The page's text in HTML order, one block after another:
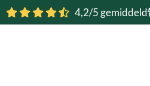
Ga
naar
4,2/5 gemiddeld